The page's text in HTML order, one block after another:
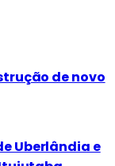
de novo
Uberlândia e